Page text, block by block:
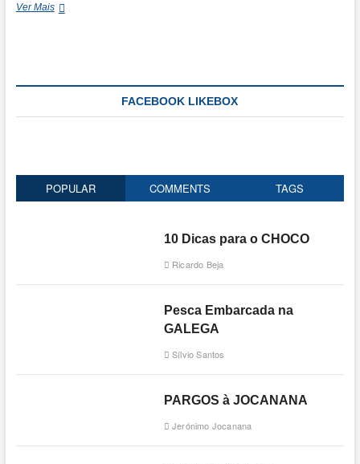
Ver MaisBerbigão
FACEBOOK LIKEBOX
POPULAR COMMENTS TAGS
10 Dicas para o CHOCO
Ricardo Beja
Pesca Embarcada na
GALEGA
Sílvio Santos
PARGOS à JOCANANA
Jerónimo Jocanana